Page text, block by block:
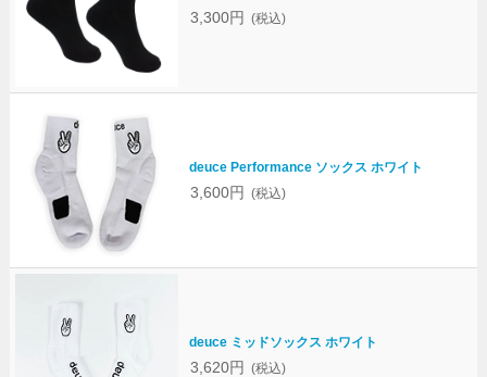
3,300円 (税込)
deuce Performance ソックス ホワイト
3,600円 (税込)
deuce ミッドソックス ホワイト
3,620円 (税込)